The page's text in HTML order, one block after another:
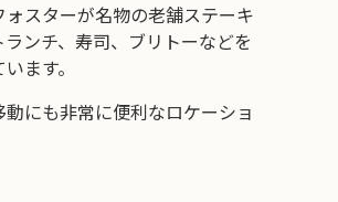
スターが名物の老舗ステーキ
ンチ、寿司、ブリトーなどを
ます。
にも非常に便利なロケーショ